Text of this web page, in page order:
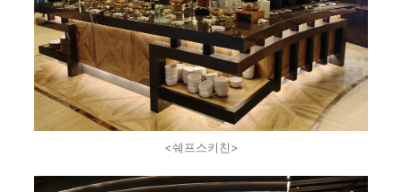
<쉐프스키친>